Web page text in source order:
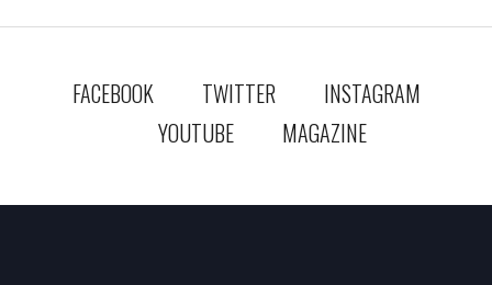
FACEBOOK TWITTER
INSTAGRAM
YOUTUBE
MAGAZINE